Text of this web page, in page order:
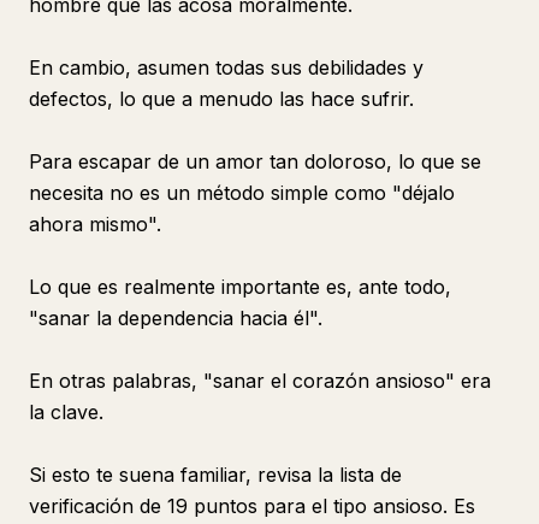
hombre que las acosa moralmente.
En cambio, asumen todas sus debilidades y
defectos, lo que a menudo las hace sufrir.
Para escapar de un amor tan doloroso, lo que se
necesita no es un método simple como "déjalo
ahora mismo".
Lo que es realmente importante es, ante todo,
"sanar la dependencia hacia él".
En otras palabras, "sanar el corazón ansioso" era
la clave.
Si esto te suena familiar, revisa la lista de
verificación de 19 puntos para el tipo ansioso. Es